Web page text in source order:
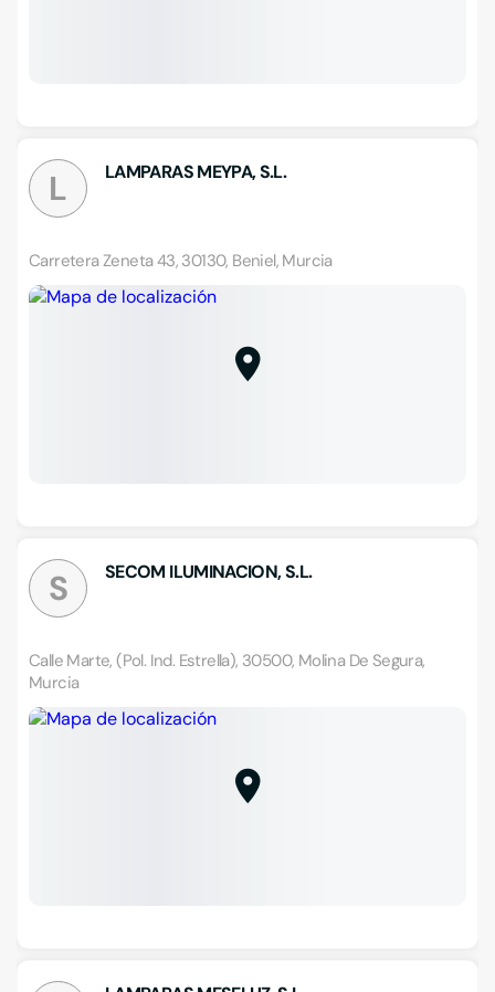
L LAMPARAS MEYPA, S.L.
Carretera Zeneta 43, 30130, Beniel, Murcia
S SECOM ILUMINACION, S.L.
Calle Marte, (Pol. Ind. Estrella), 30500, Molina De Segura,
Murcia